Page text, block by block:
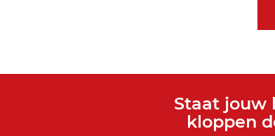
Staat jouw
kloppen